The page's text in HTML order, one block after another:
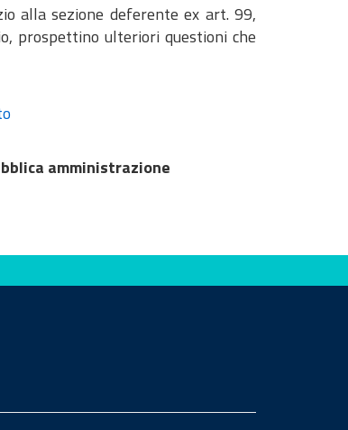
alla sezione deferente ex art. 99,
prospettino ulteriori questioni che
amministrazione